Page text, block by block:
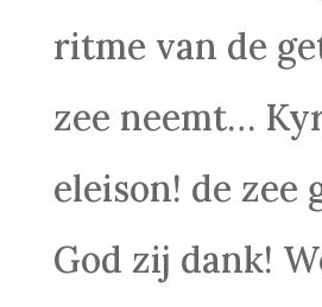
ritme van de
zee neemt…
eleison! de zee
God zij dank!